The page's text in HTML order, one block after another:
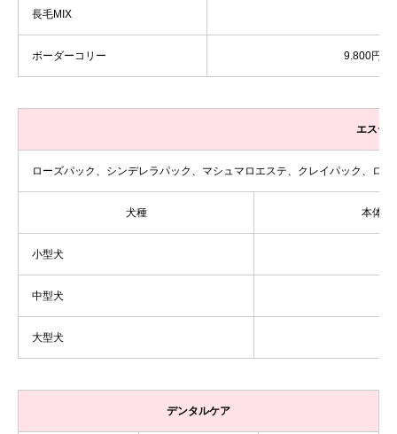
長毛MIX
ボーダーコリー 9.800円
エステ
ローズパック、シンデレラパック、マシュマロエステ、クレイパック、ロ
犬種 本体
小型犬
中型犬
大型犬
デンタルケア